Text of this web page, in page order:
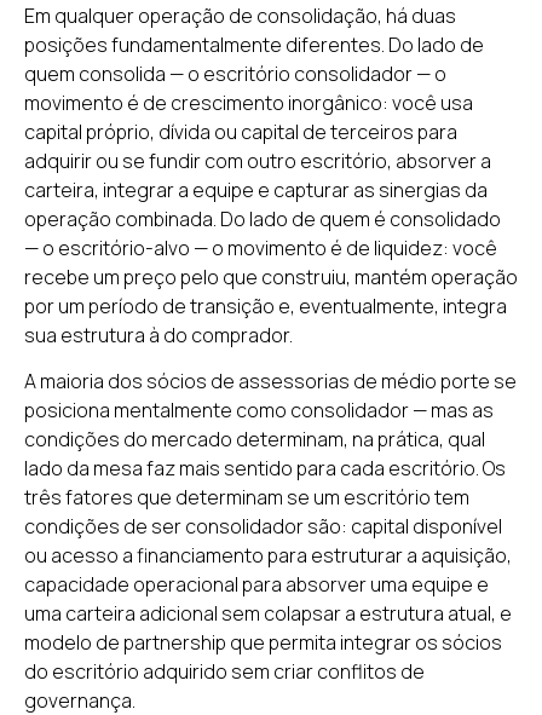
Em qualquer operação de consolidação, há duas
posições fundamentalmente diferentes. Do lado de
quem consolida — o escritório consolidador — o
movimento é de crescimento inorgânico: você usa
capital próprio, dívida ou capital de terceiros para
adquirir ou se fundir com outro escritório, absorver a
carteira, integrar a equipe e capturar as sinergias da
operação combinada. Do lado de quem é consolidado
— o escritório-alvo — o movimento é de liquidez: você
recebe um preço pelo que construiu, mantém operação
por um período de transição e, eventualmente, integra
sua estrutura à do comprador.
A maioria dos sócios de assessorias de médio porte se
posiciona mentalmente como consolidador — mas as
condições do mercado determinam, na prática, qual
lado da mesa faz mais sentido para cada escritório. Os
três fatores que determinam se um escritório tem
condições de ser consolidador são: capital disponível
ou acesso a financiamento para estruturar a aquisição,
capacidade operacional para absorver uma equipe e
uma carteira adicional sem colapsar a estrutura atual, e
modelo de partnership que permita integrar os sócios
do escritório adquirido sem criar conflitos de
governança.